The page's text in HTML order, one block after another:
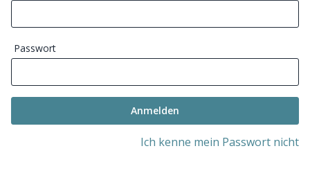
Passwort
Anmelden
Ich kenne mein Passwort nicht